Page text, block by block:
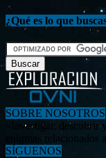
¿Qué es lo que
SOBRE NOSOTROS
«Investigar,
enigmas
SÍGUENOS